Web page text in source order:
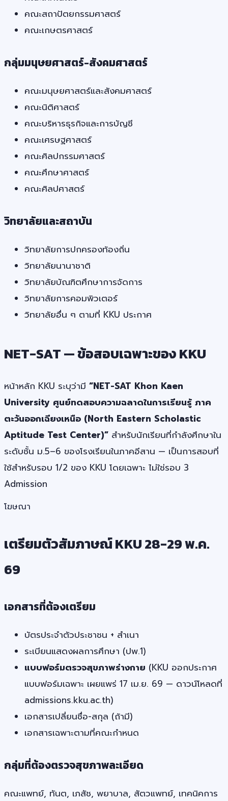
คณะสถาปัตยกรรมศาสตร์
คณะเกษตรศาสตร์
กลุ่มมนุษยศาสตร์-สังคมศาสตร์
คณะมนุษยศาสตร์และสังคมศาสตร์
คณะนิติศาสตร์
คณะบริหารธุรกิจและการบัญชี
คณะเศรษฐศาสตร์
คณะศิลปกรรมศาสตร์
คณะศึกษาศาสตร์
คณะศิลปศาสตร์
วิทยาลัยและสถาบัน
วิทยาลัยการปกครองท้องถิ่น
วิทยาลัยนานาชาติ
วิทยาลัยบัณฑิตศึกษาการจัดการ
วิทยาลัยการคอมพิวเตอร์
วิทยาลัยอื่น ๆ ตามที่ KKU ประกาศ
NET-SAT — ข้อสอบเฉพาะของ KKU
หน้าหลัก KKU ระบุว่ามี “NET-SAT Khon Kaen
University ศูนย์ทดสอบความฉลาดในการเรียนรู้ ภาค
ตะวันออกเฉียงเหนือ (North Eastern Scholastic
Aptitude Test Center)” สำหรับนักเรียนที่กำลังศึกษาใน
ระดับชั้น ม.5–6 ของโรงเรียนในภาคอีสาน — เป็นการสอบที่
ใช้สำหรับรอบ 1/2 ของ KKU โดยเฉพาะ ไม่ใช่รอบ 3
Admission
โฆษณา
เตรียมตัวสัมภาษณ์ KKU 28-29 พ.ค.
69
เอกสารที่ต้องเตรียม
บัตรประจำตัวประชาชน + สำเนา
ระเบียนแสดงผลการศึกษา (ปพ.1)
แบบฟอร์มตรวจสุขภาพร่างกาย (KKU ออกประกาศ
แบบฟอร์มเฉพาะ เผยแพร่ 17 เม.ย. 69 — ดาวน์โหลดที่
admissions.kku.ac.th)
เอกสารเปลี่ยนชื่อ-สกุล (ถ้ามี)
เอกสารเฉพาะตามที่คณะกำหนด
กลุ่มที่ต้องตรวจสุขภาพละเอียด
คณะแพทย์, ทันต, เภสัช, พยาบาล, สัตวแพทย์, เทคนิคการ